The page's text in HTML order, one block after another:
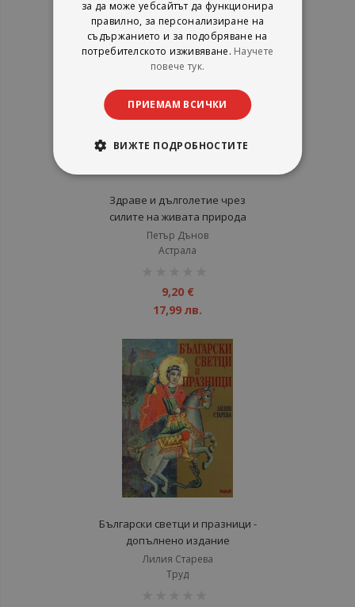
Здраве и дълголетие чрез
силите на живата природа
Петър Дънов
Астрала
9,20 €
17,99 лв.
Български светци и празници -
допълнено издание
Лилия Старева
Труд
за да може уебсайтът да функционира
правилно, за персонализиране на
съдържанието и за подобряване на
потребителското изживяване. Научете
повече тук.
ПРИЕМАМ ВСИЧКИ
ВИЖТЕ ПОДРОБНОСТИТЕ